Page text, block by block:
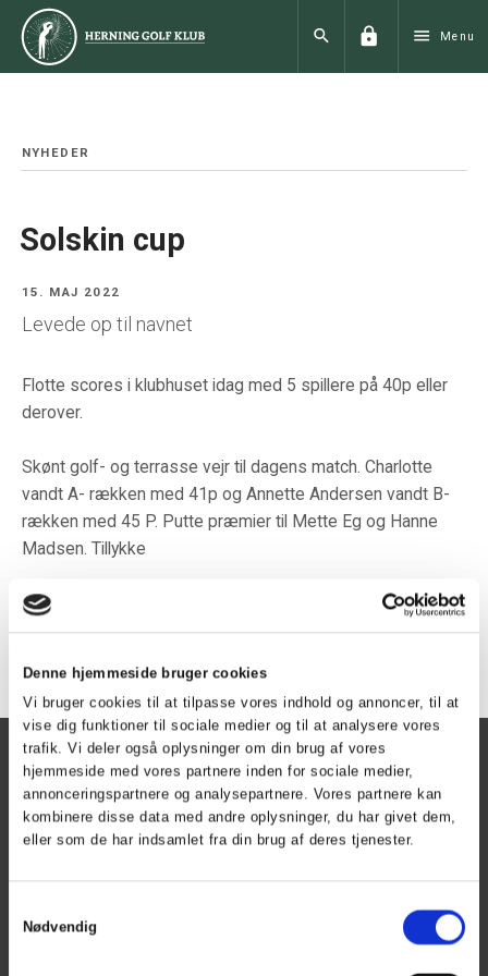
Denne hjemmeside bruger cookies
Vi bruger cookies til at tilpasse vores indhold og annoncer, til at
vise dig funktioner til sociale medier og til at analysere vores
trafik. Vi deler også oplysninger om din brug af vores
hjemmeside med vores partnere inden for sociale medier,
annonceringspartnere og analysepartnere. Vores partnere kan
kombinere disse data med andre oplysninger, du har givet dem,
eller som de har indsamlet fra din brug af deres tjenester.
Nødvendig
search lock menu Menu
NYHEDER
Solskin cup
15. MAJ 2022
Levede op til navnet
Flotte scores i klubhuset idag med 5 spillere på 40p eller
derover.
Skønt golf- og terrasse vejr til dagens match. Charlotte
vandt A- rækken med 41p og Annette Andersen vandt B-
rækken med 45 P. Putte præmier til Mette Eg og Hanne
Madsen. Tillykke
Tilbage
Herning Golf Klub
Kontoret er åben
Mandag - torsdag kl. 9 - 15
Fredag kl. 9 - 13
phone_iphone +45 40 42 24 22